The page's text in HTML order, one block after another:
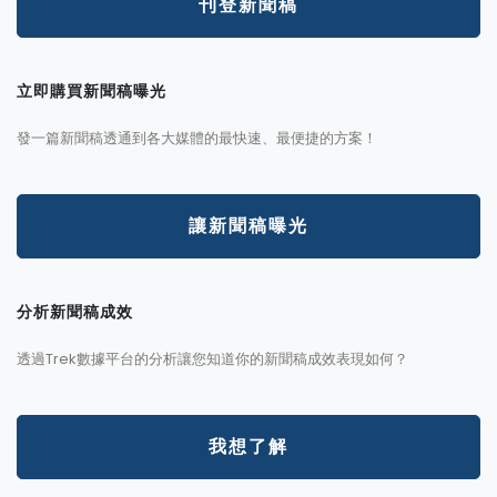
立即購買新聞稿曝光
發一篇新聞稿透通到各大媒體的最快速、最便捷的方案！
讓新聞稿曝光
分析新聞稿成效
透過Trek數據平台的分析讓您知道你的新聞稿成效表現如何？
我想了解